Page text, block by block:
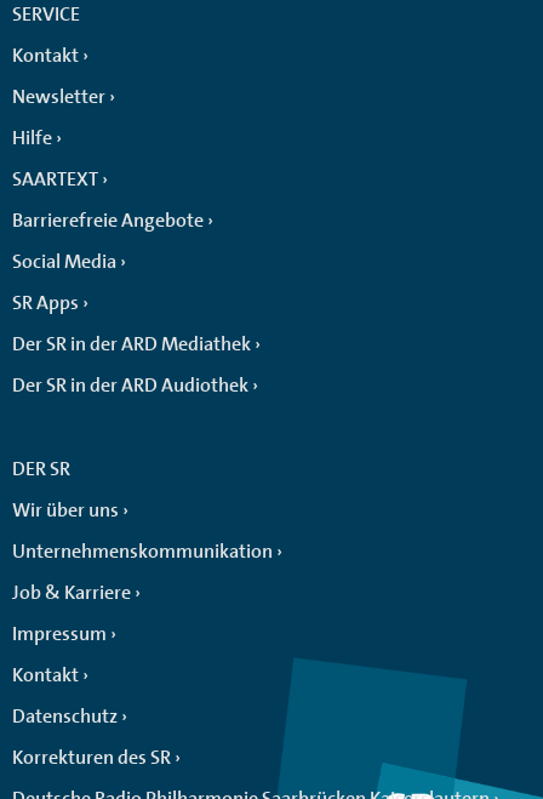
SERVICE
Kontakt
Newsletter
Hilfe
SAARTEXT
Barrierefreie Angebote
Social Media
SR Apps
Der SR in der ARD Mediathek
Der SR in der ARD Audiothek
DER SR
Wir über uns
Unternehmenskommunikation
Job & Karriere
Impressum
Kontakt
Datenschutz
Korrekturen des SR